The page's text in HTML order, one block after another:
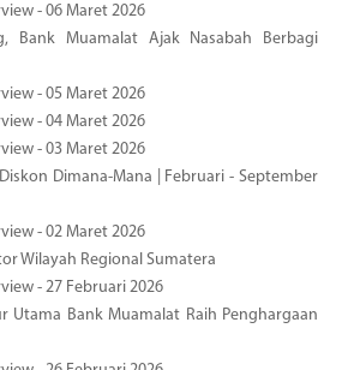
- 06 Maret 2026
Bank Muamalat Ajak Nasabah Berbagi
- 05 Maret 2026
- 04 Maret 2026
- 03 Maret 2026
Dimana-Mana | Februari - September
- 02 Maret 2026
Wilayah Regional Sumatera
- 27 Februari 2026
Utama Bank Muamalat Raih Penghargaan